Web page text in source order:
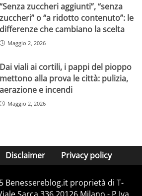
“Senza zuccheri aggiunti”, “senza
zuccheri” o “a ridotto contenuto”: le
differenze che cambiano la scelta
Maggio 2, 2026
Dai viali ai cortili, i pappi del pioppo
mettono alla prova le città: pulizia,
aerazione e incendi
Maggio 2, 2026
Disclaimer Privacy policy
Benessereblog.it proprietà di T-
Sarca 336 20126 Milano - P.Iva